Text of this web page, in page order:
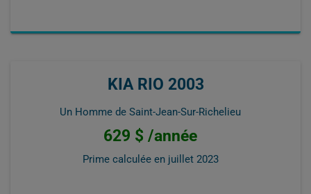
KIA RIO 2003
Un Homme de Saint-Jean-Sur-Richelieu
629 $ /année
Prime calculée en juillet 2023